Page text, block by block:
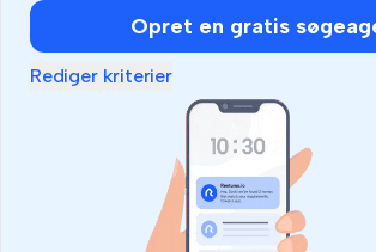
Opret en gratis
Rediger kriterier